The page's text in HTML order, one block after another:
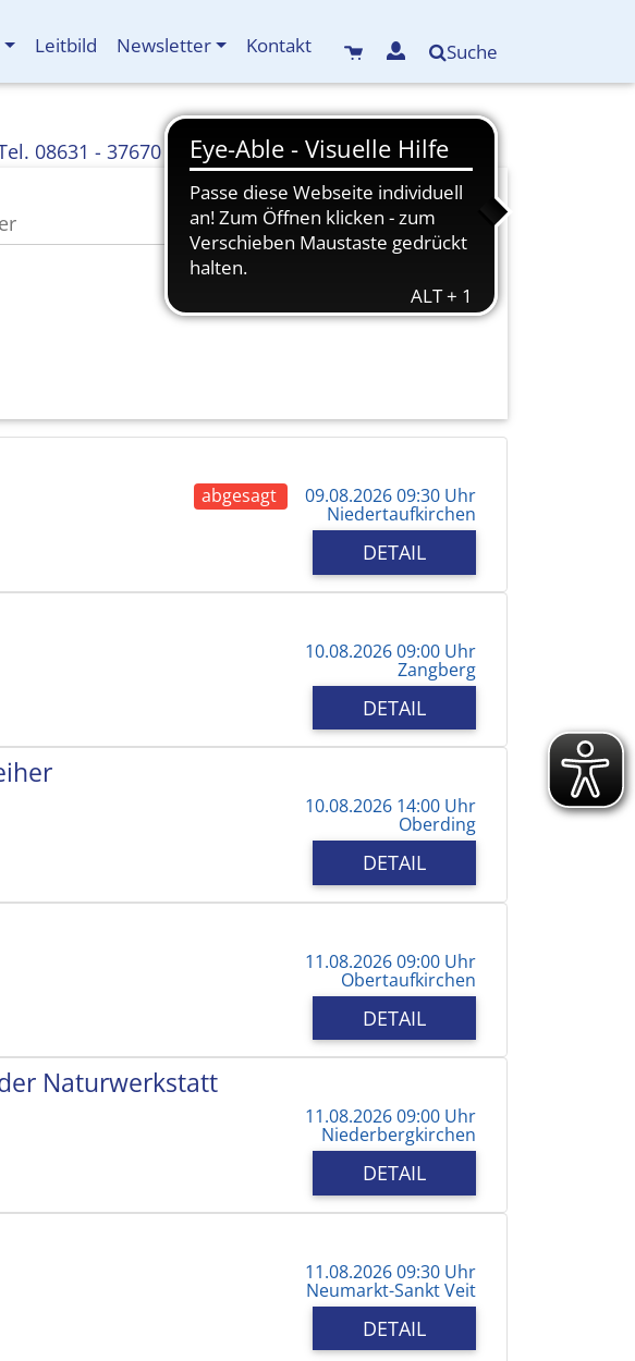
Leitbild Newsletter Kontakt Suche
info(at)kreisbildungswerk-mdf.de
08631 - 37670
abgesagt 09.08.2026 09:30 Uhr
Niedertaufkirchen
DETAIL
10.08.2026 09:00 Uhr
Zangberg
DETAIL
10.08.2026 14:00 Uhr
Oberding
DETAIL
11.08.2026 09:00 Uhr
Obertaufkirchen
DETAIL
Naturwerkstatt
11.08.2026 09:00 Uhr
Niederbergkirchen
DETAIL
11.08.2026 09:30 Uhr
Neumarkt-Sankt Veit
DETAIL